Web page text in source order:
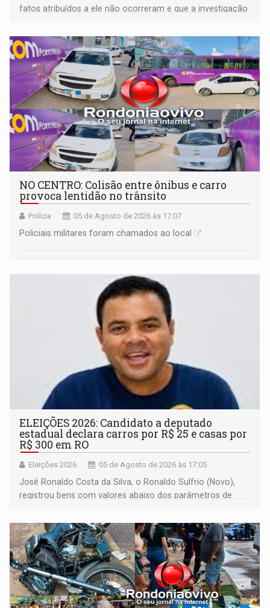
fatos atribuídos a ele não ocorreram e que a investigação
NO CENTRO: Colisão entre ônibus e carro
provoca lentidão no trânsito
Polícia 05 de Agosto de 2026 às 17:07
Policiais militares foram chamados ao local
ELEIÇÕES 2026: Candidato a deputado
estadual declara carros por R$ 25 e casas por
R$ 300 em RO
Eleições 2026 05 de Agosto de 2026 às 17:05
José Ronaldo Costa da Silva, o Ronaldo Sulfrio (Novo),
registrou bens com valores abaixo dos parâmetros de
milhões